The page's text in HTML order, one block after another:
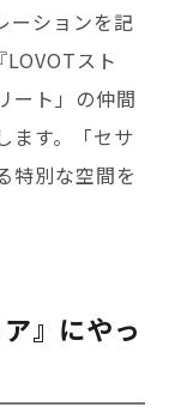
ーションを記
スト
ート」の仲間
ます。「セサ
特別な空間を
』にやっ